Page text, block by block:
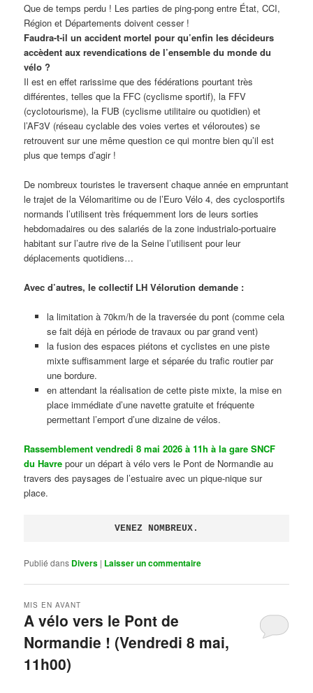
Que de temps perdu ! Les parties de ping-pong entre État, CCI,
Région et Départements doivent cesser !
Faudra-t-il un accident mortel pour qu’enfin les décideurs
accèdent aux revendications de l’ensemble du monde du
vélo ?
Il est en effet rarissime que des fédérations pourtant très
différentes, telles que la FFC (cyclisme sportif), la FFV
(cyclotourisme), la FUB (cyclisme utilitaire ou quotidien) et
l’AF3V (réseau cyclable des voies vertes et véloroutes) se
retrouvent sur une même question ce qui montre bien qu’il est
plus que temps d’agir !
De nombreux touristes le traversent chaque année en empruntant
le trajet de la Vélomaritime ou de l’Euro Vélo 4, des cyclosportifs
normands l’utilisent très fréquemment lors de leurs sorties
hebdomadaires ou des salariés de la zone industrialo-portuaire
habitant sur l’autre rive de la Seine l’utilisent pour leur
déplacements quotidiens…
Avec d’autres, le collectif LH Vélorution demande :
la limitation à 70km/h de la traversée du pont (comme cela
se fait déjà en période de travaux ou par grand vent)
la fusion des espaces piétons et cyclistes en une piste
mixte suffisamment large et séparée du trafic routier par
une bordure.
en attendant la réalisation de cette piste mixte, la mise en
place immédiate d’une navette gratuite et fréquente
permettant l’emport d’une dizaine de vélos.
Rassemblement vendredi 8 mai 2026 à 11h à la gare SNCF
du Havre pour un départ à vélo vers le Pont de Normandie au
travers des paysages de l’estuaire avec un pique-nique sur
place.
VENEZ NOMBREUX.
Publié dans Divers | Laisser un commentaire
A vélo vers le Pont de
Normandie ! (Vendredi 8 mai,
11h00)
MIS EN AVANT